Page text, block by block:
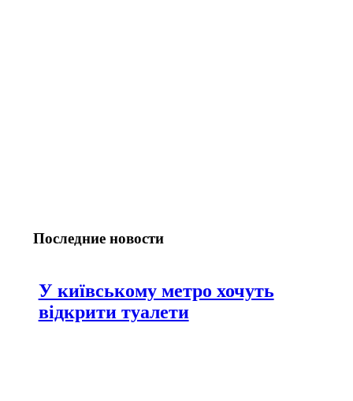
Последние новости
У київському метро хочуть
відкрити туалети